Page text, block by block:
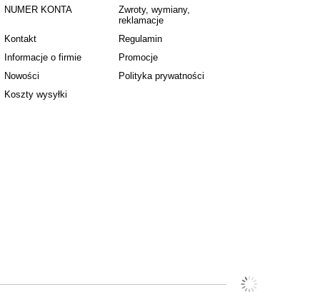
NUMER KONTA
Zwroty, wymiany,
reklamacje
Kontakt
Regulamin
Informacje o firmie
Promocje
Nowości
Polityka prywatności
Koszty wysyłki